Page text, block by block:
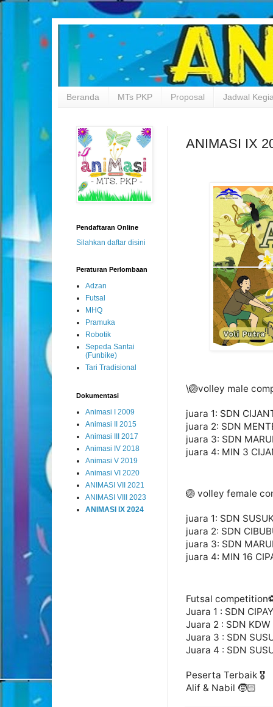
Beranda MTs PKP Proposal Jadwal
ANIMASI IX
\🏐volley male
juara 1: SDN
juara 2: SDN
juara 3: SDN
juara 4: MIN 3
🏐 volley female
juara 1: SDN
juara 2: SDN
juara 3: SDN
juara 4: MIN 16
Futsal
Juara 1 : SDN
Juara 2 : SDN
Juara 3 : SDN
Juara 4 : SDN
Peserta Terbaik 🎖
Alif & Nabil 🧒🏻
Pendaftaran Online
Silahkan daftar disini
Peraturan Perlombaan
Adzan
Futsal
MHQ
Pramuka
Robotik
Sepeda Santai
(Funbike)
Tari Tradisional
Dokumentasi
Animasi I 2009
Animasi II 2015
Animasi III 2017
Animasi IV 2018
Animasi V 2019
Animasi VI 2020
ANIMASI VII 2021
ANIMASI VIII 2023
ANIMASI IX 2024